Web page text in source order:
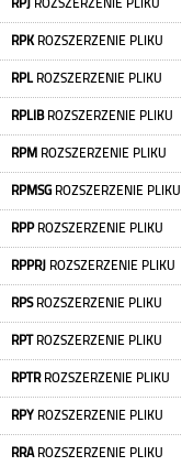
RPJ ROZSZERZENIE PLIKU
RPKROZSZERZENIE PLIKU
RPLROZSZERZENIE PLIKU
RPLIBROZSZERZENIE PLIKU
RPM ROZSZERZENIE PLIKU
RPMSG ROZSZERZENIE PLIKU
RPPROZSZERZENIE PLIKU
RPPRJ ROZSZERZENIE PLIKU
RPSROZSZERZENIE PLIKU
RPTROZSZERZENIE PLIKU
RPTRROZSZERZENIE PLIKU
RPY ROZSZERZENIE PLIKU
RRAROZSZERZENIE PLIKU